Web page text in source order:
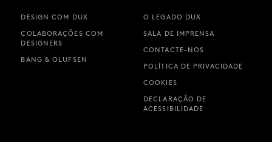
DESIGN COM DUX
COLABORAÇÕES COM
DESIGNERS
BANG & OLUFSEN
O LEGADO DUX
SALA DE IMPRENSA
CONTACTE-NOS
POLÍTICA DE PRIVACIDADE
COOKIES
DECLARAÇÃO DE
ACESSIBILIDADE